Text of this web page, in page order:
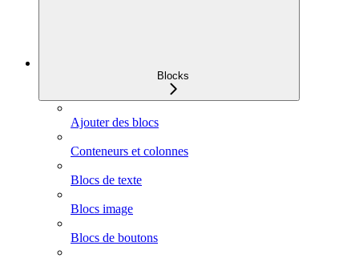
Blocks
Ajouter des blocs
Conteneurs et colonnes
Blocs de texte
Blocs image
Blocs de boutons